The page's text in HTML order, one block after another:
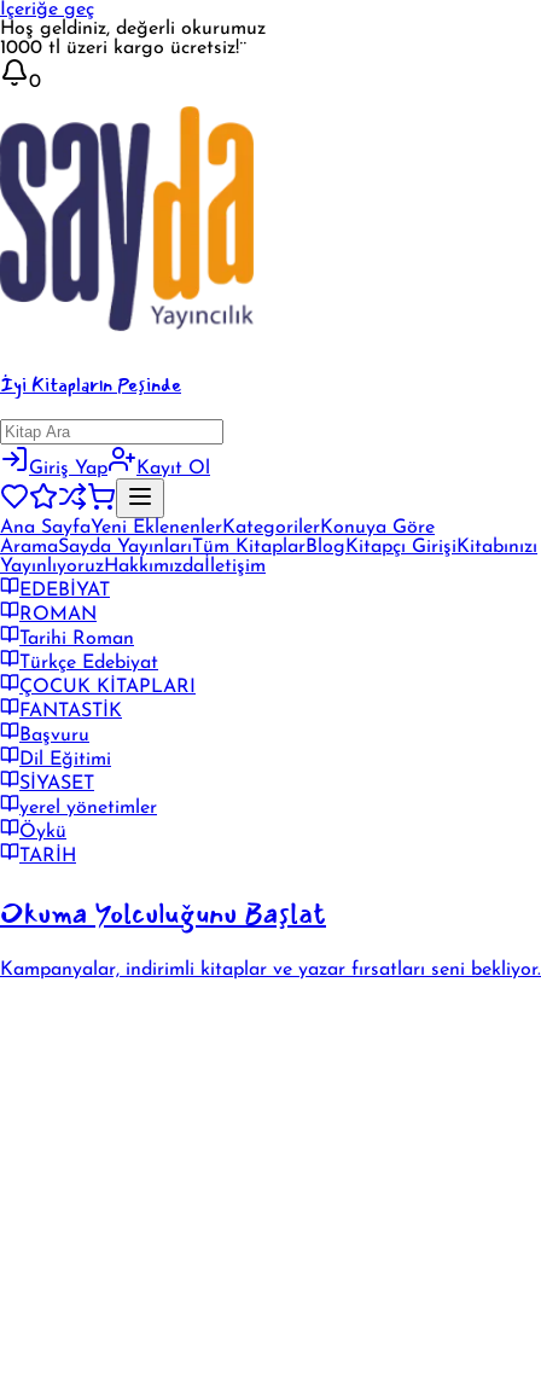
İçeriğe geç
Hoş geldiniz, değerli okurumuz
1000 tl üzeri kargo ücretsiz!¨
0
İyi Kitapların Peşinde
Giriş Yap Kayıt Ol
Ana SayfaYeni EklenenlerKategorilerKonuya Göre
AramaSayda Yayınları Tüm KitaplarBlog Kitapçı Girişi Kitabınızı
YayınlıyoruzHakkımızda İletişim
EDEBİYAT
ROMAN
Tarihi Roman
Türkçe Edebiyat
ÇOCUK KİTAPLARI
FANTASTİK
Başvuru
Dil Eğitimi
SİYASET
yerel yönetimler
Öykü
TARİH
Okuma Yolculuğunu Başlat
Kampanyalar, indirimli kitaplar ve yazar fırsatları seni bekliyor.